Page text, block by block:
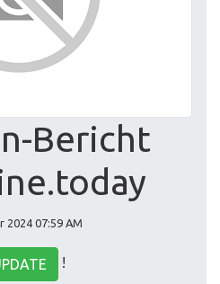
Bericht
2024 07:59 AM
!